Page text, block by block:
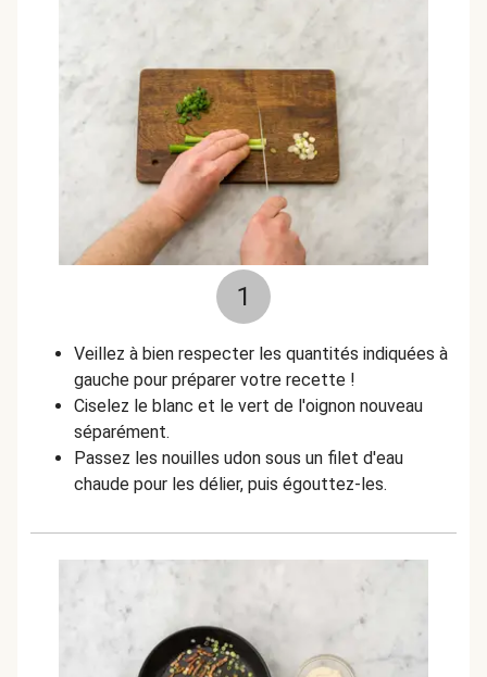
1
Veillez à bien respecter les quantités indiquées à
gauche pour préparer votre recette !
Ciselez le blanc et le vert de l'oignon nouveau
séparément.
Passez les nouilles udon sous un filet d'eau
chaude pour les délier, puis égouttez-les.